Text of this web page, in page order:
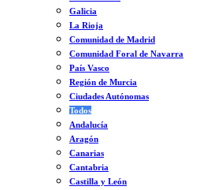
Galicia
La Rioja
Comunidad de Madrid
Comunidad Foral de Navarra
País Vasco
Región de Murcia
Ciudades Autónomas
Todos
Andalucía
Aragón
Canarias
Cantabria
Castilla y León